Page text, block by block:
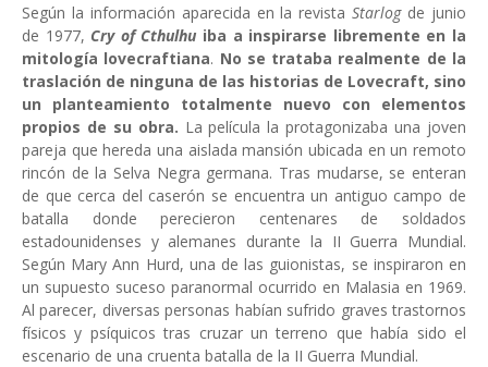
Según la información aparecida en la revistaStarlog de junio
de 1977, Cry of Cthulhu iba a inspirarse libremente en la
mitología lovecraftiana. No se trataba realmente de la
traslación de ninguna de las historias de Lovecraft, sino
un planteamiento totalmente nuevo con elementos
propios de su obra. La película la protagonizaba una joven
pareja que hereda una aislada mansión ubicada en un remoto
rincón de la Selva Negra germana. Tras mudarse, se enteran
de que cerca del caserón se encuentra un antiguo campo de
batalla donde perecieron centenares de soldados
estadounidenses y alemanes durante la II Guerra Mundial.
Según Mary Ann Hurd, una de las guionistas, se inspiraron en
un supuesto suceso paranormal ocurrido en Malasia en 1969.
Al parecer, diversas personas habían sufrido graves trastornos
físicos y psíquicos tras cruzar un terreno que había sido el
escenario de una cruenta batalla de la II Guerra Mundial.